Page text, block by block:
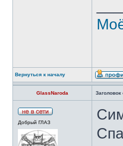
Вернуться к началу
GlassNaroda
Добрый ГЛАЗ